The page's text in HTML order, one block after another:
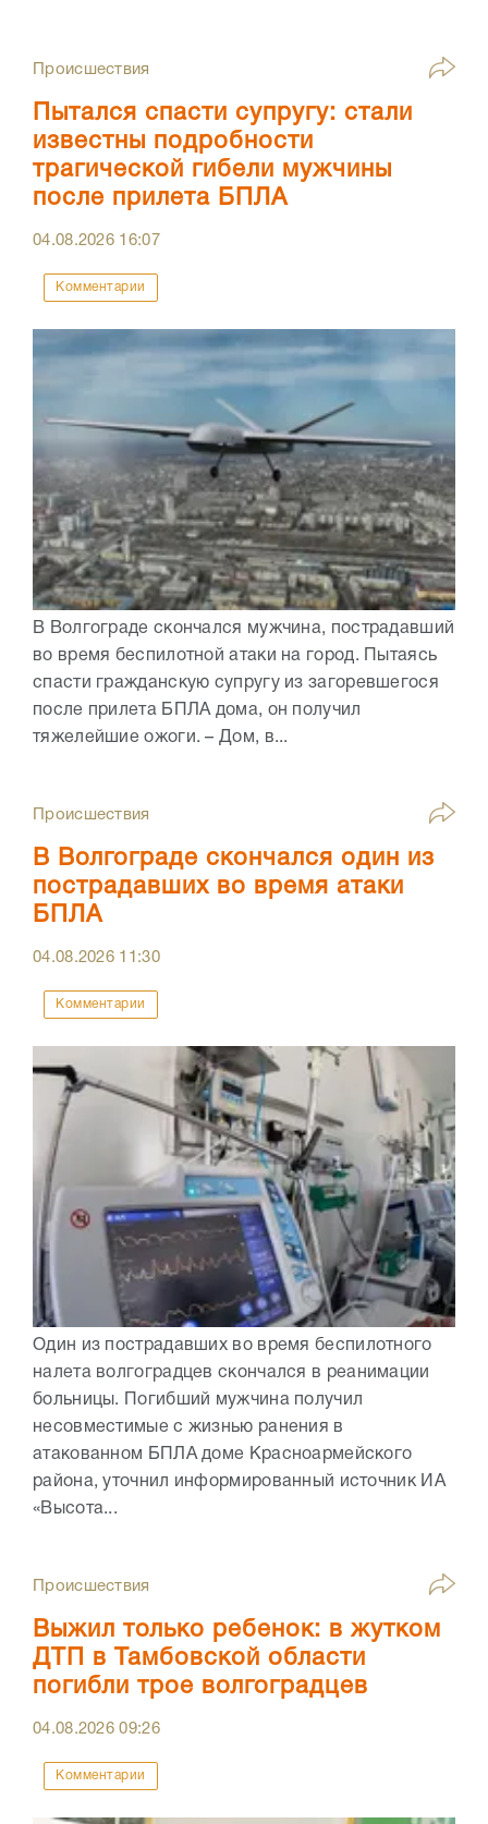
Происшествия
Пытался спасти супругу: стали
известны подробности
трагической гибели мужчины
после прилета БПЛА
04.08.2026 16:07
Комментарии
В Волгограде скончался мужчина, пострадавший
во время беспилотной атаки на город. Пытаясь
спасти гражданскую супругу из загоревшегося
после прилета БПЛА дома, он получил
тяжелейшие ожоги. – Дом, в...
Происшествия
В Волгограде скончался один из
пострадавших во время атаки
БПЛА
04.08.2026 11:30
Комментарии
Один из пострадавших во время беспилотного
налета волгоградцев скончался в реанимации
больницы. Погибший мужчина получил
несовместимые с жизнью ранения в
атакованном БПЛА доме Красноармейского
района, уточнил информированный источник ИА
«Высота...
Происшествия
Выжил только ребенок: в жутком
ДТП в Тамбовской области
погибли трое волгоградцев
04.08.202609:26
Комментарии